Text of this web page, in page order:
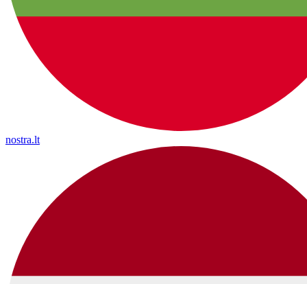
nostra.lt